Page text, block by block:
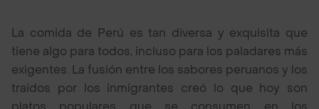
La comida de Perú es tan diversa y exquisita que
tiene algo para todos, incluso para los paladares más
exigentes. La fusión entre los sabores peruanos y los
traídos por los inmigrantes creó lo que hoy son